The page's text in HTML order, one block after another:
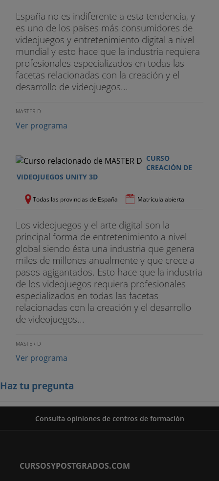
Unidad 25 - Tipos de dispositivos de realidad virtual
Unidad 26 - Oculus Rift: instalación, configuración y
manejo
Unidad 27 - HTC Vive: Realidad virtual con Steam VR
aumentada (AR) para dispositivos móviles
Unidad 2 9 - Desarrollo de realidad aumentada en
España no es indiferente a esta tendencia, y
es uno de los países más consumidores de
videojuegos y entretenimiento digital a nivel
mundial y esto hace que la industria requiera
profesionales especializados en todas las
facetas relacionadas con la creación y el
desarrollo de videojuegos...
MASTER D
Ver programa
CURSO
CREACIÓN DE
VIDEOJUEGOS UNITY 3D
Todas las provincias de España Matrícula abierta
Los videojuegos y el arte digital son la
principal forma de entretenimiento a nivel
global siendo ésta una industria que genera
miles de millones anualmente y que crece a
pasos agigantados. Esto hace que la industria
de los videojuegos requiera profesionales
especializados en todas las facetas
relacionadas con la creación y el desarrollo
de videojuegos...
MASTER D
Ver programa
Haz tu pregunta
Consulta opiniones de centros de formación
CURSOSYPOSTGRADOS.COM